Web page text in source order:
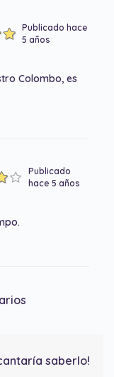
Publicado hace
5 años
Colombo, es
Publicado
hace 5 años
saberlo!